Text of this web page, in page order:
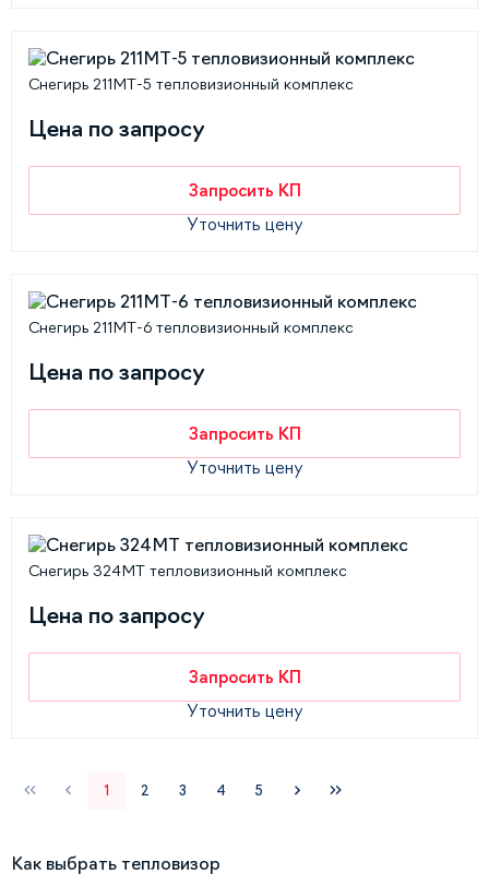
Снегирь 211МТ-5 тепловизионный комплекс
Цена по запросу
Запросить КП
Уточнить цену
Снегирь 211МТ-6 тепловизионный комплекс
Цена по запросу
Запросить КП
Уточнить цену
Снегирь 324МТ тепловизионный комплекс
Цена по запросу
Запросить КП
Уточнить цену
1 2 3 4 5
Как выбрать тепловизор